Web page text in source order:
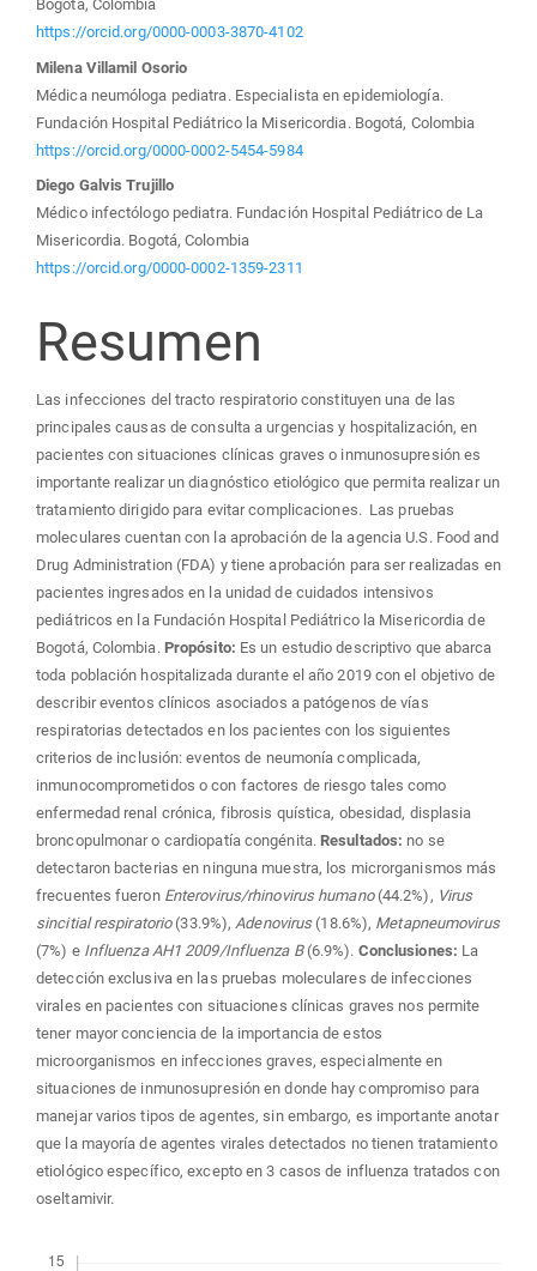
artículo
Bogotá, Colombia
https://orcid.org/0000-0003-3870-4102
Milena Villamil Osorio
Médica neumóloga pediatra. Especialista en epidemiología.
Fundación Hospital Pediátrico la Misericordia. Bogotá, Colombia
https://orcid.org/0000-0002-5454-5984
Diego Galvis Trujillo
Médico infectólogo pediatra. Fundación Hospital Pediátrico de La
Misericordia. Bogotá, Colombia
https://orcid.org/0000-0002-1359-2311
Resumen
Las infecciones del tracto respiratorio constituyen una de las
principales causas de consulta a urgencias y hospitalización, en
pacientes con situaciones clínicas graves o inmunosupresión es
importante realizar un diagnóstico etiológico que permita realizar un
tratamiento dirigido para evitar complicaciones. Las pruebas
moleculares cuentan con la aprobación de la agencia U.S. Food and
Drug Administration (FDA) y tiene aprobación para ser realizadas en
pacientes ingresados en la unidad de cuidados intensivos
pediátricos en la Fundación Hospital Pediátrico la Misericordia de
Bogotá, Colombia. Propósito: Es un estudio descriptivo que abarca
toda población hospitalizada durante el año 2019 con el objetivo de
describir eventos clínicos asociados a patógenos de vías
respiratorias detectados en los pacientes con los siguientes
criterios de inclusión: eventos de neumonía complicada,
inmunocomprometidos o con factores de riesgo tales como
enfermedad renal crónica, fibrosis quística, obesidad, displasia
broncopulmonar o cardiopatía congénita.Resultados: no se
detectaron bacterias en ninguna muestra, los microrganismos más
frecuentes fueron Enterovirus/rhinovirus humano(44.2%), Virus
sincitial respiratorio(33.9%), Adenovirus(18.6%), Metapneumovirus
(7%) e Influenza AH1 2009/Influenza B(6.9%). Conclusiones: La
detección exclusiva en las pruebas moleculares de infecciones
virales en pacientes con situaciones clínicas graves nos permite
tener mayor conciencia de la importancia de estos
microorganismos en infecciones graves, especialmente en
situaciones de inmunosupresión en donde hay compromiso para
manejar varios tipos de agentes, sin embargo, es importante anotar
que la mayoría de agentes virales detectados no tienen tratamiento
etiológico específico, excepto en 3 casos de influenza tratados con
oseltamivir.